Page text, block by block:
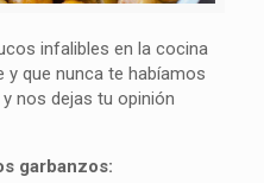
infalibles en la cocina
que nunca te habíamos
nos dejas tu opinión
garbanzos: